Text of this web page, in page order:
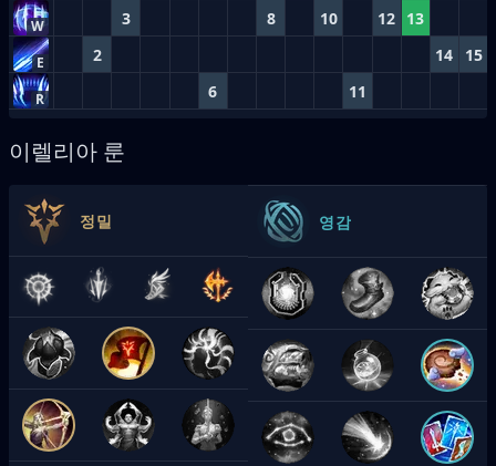
W 3 8 10 12 13
E 2 14 15
R 6 11
이렐리아 룬
정밀 영감